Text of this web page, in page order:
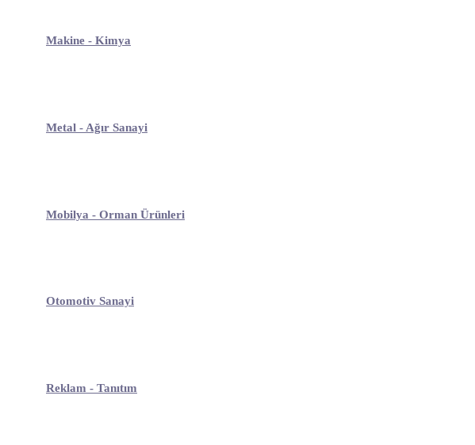
Makine - Kimya
Metal - Ağır Sanayi
Mobilya - Orman Ürünleri
Otomotiv Sanayi
Reklam - Tanıtım